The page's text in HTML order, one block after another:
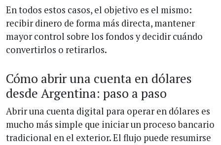
En todos estos casos, el objetivo es el mismo:
recibir dinero de forma más directa, mantener
mayor control sobre los fondos y decidir cuándo
convertirlos o retirarlos.
Cómo abrir una cuenta en dólares
desde Argentina: paso a paso
Abrir una cuenta digital para operar en dólares es
mucho más simple que iniciar un proceso bancario
tradicional en el exterior. El flujo puede resumirse